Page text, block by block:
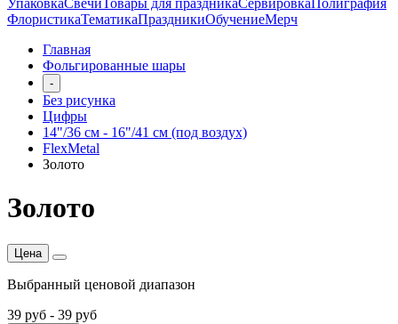
УпаковкаСвечиТовары для праздникаСервировкаПолиграфия
ФлористикаТематикаПраздникиОбучениеМерч
Главная
Фольгированные шары
-
Без рисунка
Цифры
14"/36 см - 16"/41 см (под воздух)
FlexMetal
Золото
Золото
Цена
Выбранный ценовой диапазон
39 руб - 39 руб